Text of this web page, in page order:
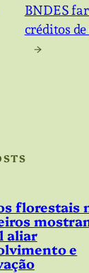
BNDES
créditos
→
florestais
aliar
e